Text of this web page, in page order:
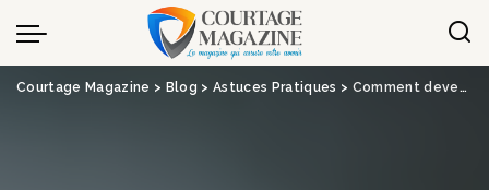
Panneau de gestion des cookies
Courtage Magazine > Blog > Astuces Pratiques > Comment devenir consultant en banque en portage salarial ? | ilbi.org – Banque, Assurance, Crédit, Immobilier